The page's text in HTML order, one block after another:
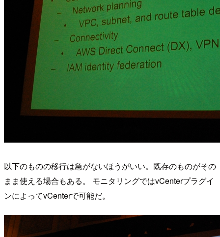
以下のものの移行は急がないほうがいい。既存のものがその
まま使える場合もある。 モニタリングではvCenterプラグイ
ンによってvCenterで可能だ。